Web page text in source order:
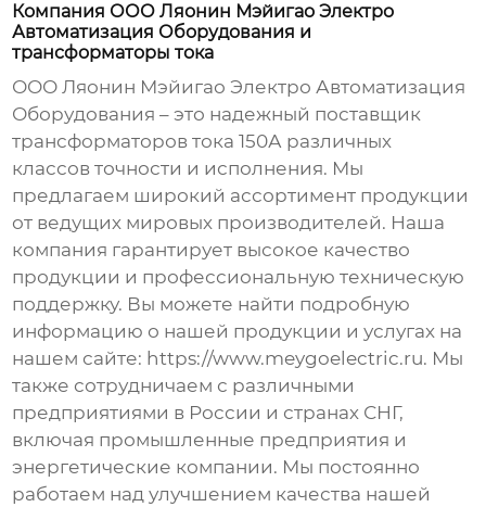
Компания ООО Ляонин Мэйигао Электро
Автоматизация Оборудования и
трансформаторы тока
ООО Ляонин Мэйигао Электро Автоматизация
Оборудования – это надежный поставщик
трансформаторов тока 150А различных
классов точности и исполнения. Мы
предлагаем широкий ассортимент продукции
от ведущих мировых производителей. Наша
компания гарантирует высокое качество
продукции и профессиональную техническую
поддержку. Вы можете найти подробную
информацию о нашей продукции и услугах на
нашем сайте: https://www.meygoelectric.ru. Мы
также сотрудничаем с различными
предприятиями в России и странах СНГ,
включая промышленные предприятия и
энергетические компании. Мы постоянно
работаем над улучшением качества нашей